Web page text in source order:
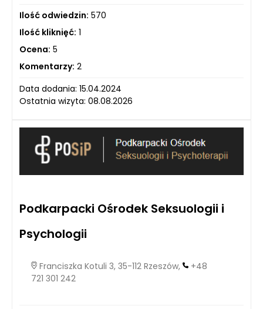
Ilość odwiedzin: 570
Ilość kliknięć: 1
Ocena: 5
Komentarzy: 2
Data dodania: 15.04.2024
Ostatnia wizyta: 08.08.2026
Podkarpacki Ośrodek Seksuologii i
Psychologii
Franciszka Kotuli 3, 35-112 Rzeszów,
+48
721 301 242